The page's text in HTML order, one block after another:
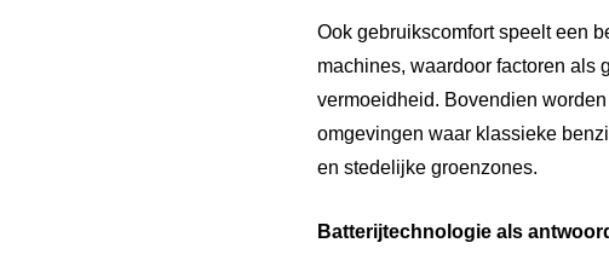
Ook gebruikscomfort speelt een
machines, waardoor factoren als
vermoeidheid. Bovendien
omgevingen waar klassieke
en stedelijke groenzones.
Batterijtechnologie als